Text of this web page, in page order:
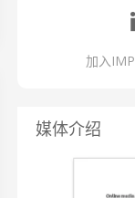
加入
媒体介绍